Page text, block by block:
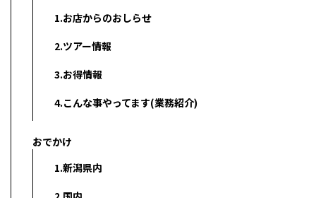
1.お店からのおしらせ
2.ツアー情報
3.お得情報
4.こんな事やってます(業務紹介)
おでかけ
1.新潟県内